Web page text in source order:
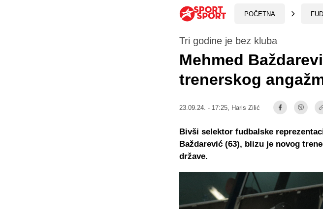
POČETNA
Tri godine je bez kluba
Mehmed
trenerskog
23.09.24. - 17:25, Haris Zilić
Bivši selektor fudbalske
Baždarević (63), blizu je novog
države.